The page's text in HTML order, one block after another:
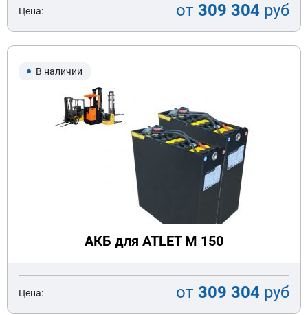
Цена: от 309 304 руб
В наличии
АКБ для ATLET M 150
Цена: от 309 304 руб